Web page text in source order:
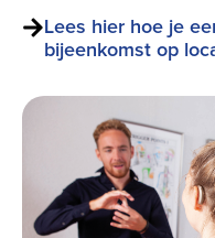
Lees hier hoe je
bijeenkomst op